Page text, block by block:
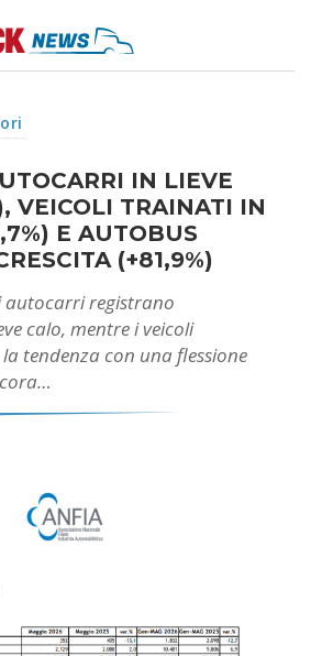
IN LIEVE
VEICOLI TRAINATI IN
E AUTOBUS
(+81,9%)
autocarri registrano
calo, mentre i veicoli
tendenza con una flessione